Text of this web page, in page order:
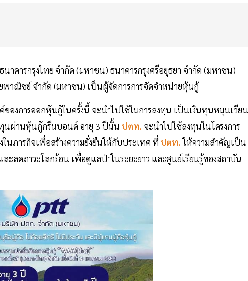
าคารกรุงไทย จำกัด (มหาชน) ธนาคารกรุงศรีอยุธยา จำกัด (มหาชน)
พาณิชย์ จำกัด (มหาชน) เป็นผู้จัดการการจัดจำหน่ายหุ้นกู้
การออกหุ้นกู้ในครั้งนี้ จะนำไปใช้ในการลงทุน เป็นเงินทุนหมุนเวียน
นผ่านหุ้นกู้กรีนบอนด์ อายุ 3 ปีนั้น ปตท. จะนำไปใช้ลงทุนในโครงการ
นภารกิจเพื่อสร้างความยั่งยืนให้กับประเทศ ที่ ปตท.ให้ความสำคัญเป็น
ะลดภาวะโลกร้อน เพื่อดูแลป่าในระยะยาว และศูนย์เรียนรู้ของสถาบัน